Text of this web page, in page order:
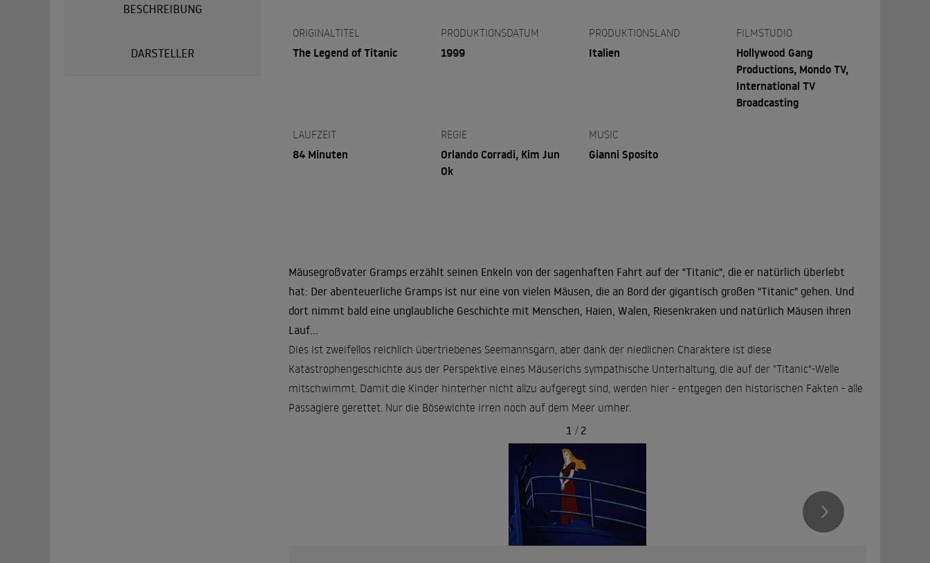
BESCHREIBUNG
DARSTELLER
ORIGINALTITEL
The Legend of Titanic
PRODUKTIONSDATUM
1999
PRODUKTIONSLAND
Italien
FILMSTUDIO
Hollywood Gang
Productions, Mondo TV,
International TV
Broadcasting
LAUFZEIT
84 Minuten
REGIE
Orlando Corradi, Kim Jun
Ok
MUSIC
Gianni Sposito
Mäusegroßvater Gramps erzählt seinen Enkeln von der sagenhaften Fahrt auf der "Titanic", die er natürlich überlebt
hat: Der abenteuerliche Gramps ist nur eine von vielen Mäusen, die an Bord der gigantisch großen "Titanic" gehen. Und
dort nimmt bald eine unglaubliche Geschichte mit Menschen, Haien, Walen, Riesenkraken und natürlich Mäusen ihren
Lauf...
Dies ist zweifellos reichlich übertriebenes Seemannsgarn, aber dank der niedlichen Charaktere ist diese
Katastrophengeschichte aus der Perspektive eines Mäuserichs sympathische Unterhaltung, die auf der "Titanic"-Welle
mitschwimmt. Damit die Kinder hinterher nicht allzu aufgeregt sind, werden hier - entgegen den historischen Fakten - alle
Passagiere gerettet. Nur die Bösewichte irren noch auf dem Meer umher.
1 / 2